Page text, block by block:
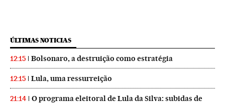
ÚLTIMAS NOTICIAS
12:15 Bolsonaro, a destruição como estratégia
12:15 Lula, uma ressurreição
21:14
O programa eleitoral de Lula da Silva: subidas de